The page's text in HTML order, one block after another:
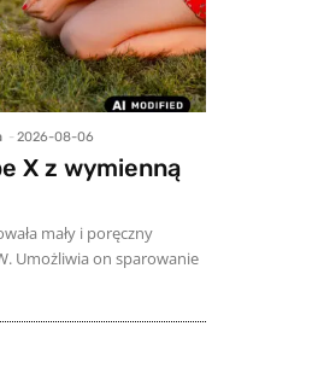
- 2026-08-06
X z wymienną
mały i poręczny
Umożliwia on sparowanie